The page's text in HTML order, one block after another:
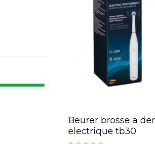
beurer brosse a dents
electrique tb30